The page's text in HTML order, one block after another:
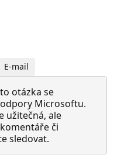
E-mail
otázka se
Microsoftu.
užitečná, ale
či
sledovat.